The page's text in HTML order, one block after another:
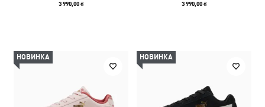
3 990,00 ₴ 3 990,00 ₴
НОВИНКА НОВИНКА